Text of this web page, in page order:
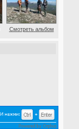
Смотреть альбом